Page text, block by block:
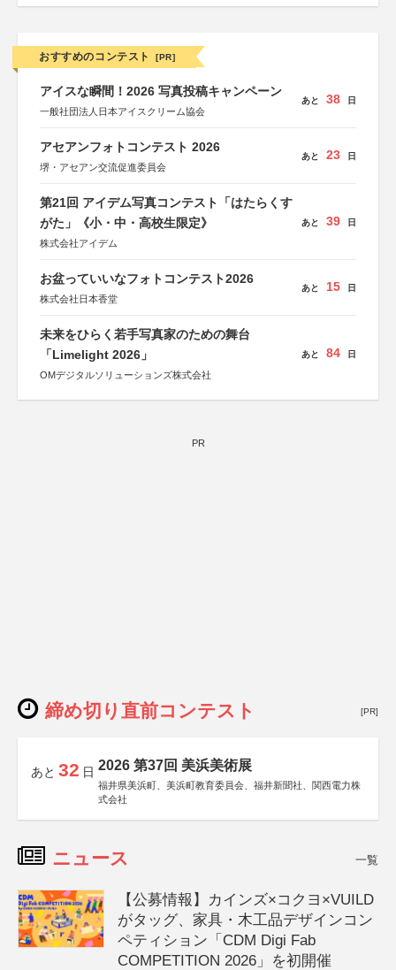
おすすめのコンテスト [PR]
アイスな瞬間！2026 写真投稿キャンペーン
一般社団法人日本アイスクリーム協会
あと 38 日
アセアンフォトコンテスト 2026
堺・アセアン交流促進委員会
あと 23 日
第21回 アイデム写真コンテスト「はたらくす
がた」《小・中・高校生限定》
株式会社アイデム
あと 39 日
お盆っていいなフォトコンテスト2026
株式会社日本香堂
あと 15 日
未来をひらく若手写真家のための舞台
「Limelight 2026」
OMデジタルソリューションズ株式会社
あと 84 日
PR
締め切り直前コンテスト [PR]
あと 32 日 2026 第37回 美浜美術展
福井県美浜町、美浜町教育委員会、福井新聞社、関西電力株
式会社
ニュース 一覧
【公募情報】カインズ×コクヨ×VUILD
がタッグ、家具・木工品デザインコン
ペティション「CDM Digi Fab
COMPETITION 2026」を初開催